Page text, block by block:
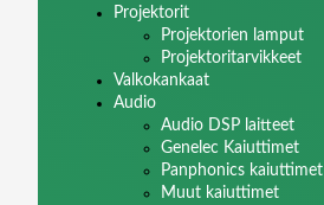
Projektorit
Projektorien lamput
Projektoritarvikkeet
Valkokankaat
Audio
Audio DSP laitteet
Genelec Kaiuttimet
Panphonics kaiuttimet
Muut kaiuttimet